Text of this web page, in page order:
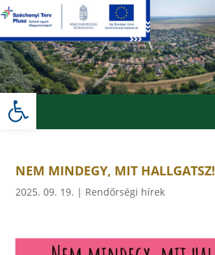
Skip
to
content
Eszköztár megnyitása
NEM MINDEGY, MIT HALLGATSZ!
2025. 09. 19. | Rendőrségi hírek